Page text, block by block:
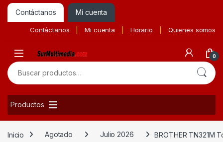
Contáctanos Mí cuenta
Contáctanos Mi cuenta Horario Quienes somos
0
Buscar por:
Productos
Inicio Agotado Julio 2026 BROTHER TN321M